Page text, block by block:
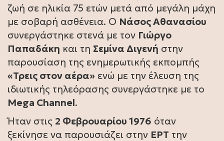
ζωή σε ηλικία 75 ετών μετά από μεγάλη μάχη
με σοβαρή ασθένεια. Ο Νάσος Αθανασίου
συνεργάστηκε στενά με τον Γιώργο
Παπαδάκη και τη Σεμίνα Διγενή στην
παρουσίαση της ενημερωτικής εκπομπής
«Τρεις στον αέρα» ενώ με την έλευση της
ιδιωτικής τηλεόρασης συνεργάστηκε με το
Mega Channel.
Ήταν στις 2 Φεβρουαρίου 1976 όταν
ξεκίνησε να παρουσιάζει στην ΕΡΤ την